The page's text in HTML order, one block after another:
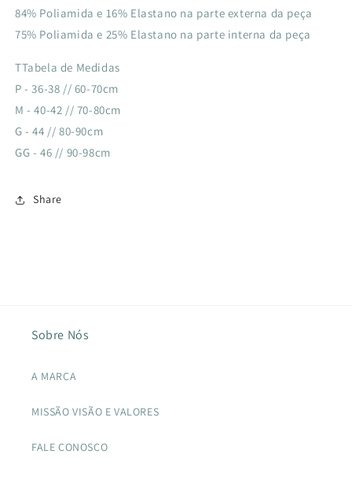
84% Poliamida e 16% Elastano na parte externa da peça
75% Poliamida e 25% Elastano na parte interna da peça
TTabela de Medidas
P - 36-38 // 60-70cm
M - 40-42 // 70-80cm
G - 44 // 80-90cm
GG - 46 // 90-98cm
Share
Sobre Nós
A MARCA
MISSÃO VISÃO E VALORES
FALE CONOSCO